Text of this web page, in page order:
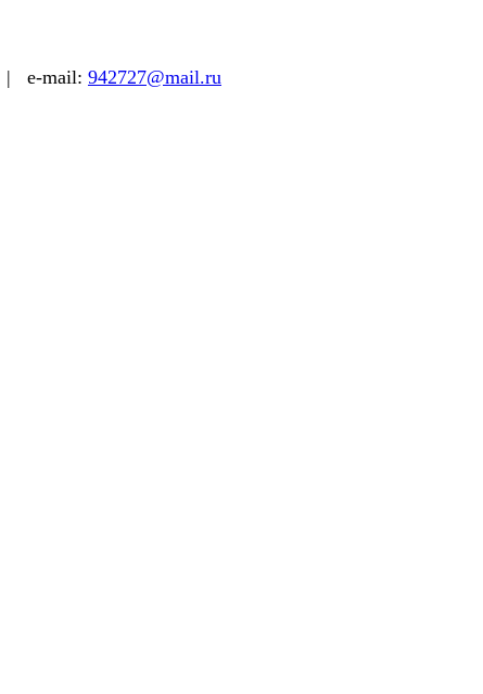
| e-mail: 942727@mail.ru